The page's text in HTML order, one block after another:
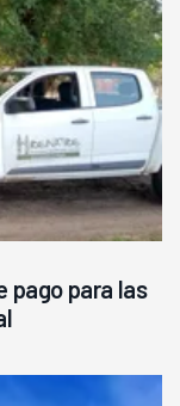
pago para las